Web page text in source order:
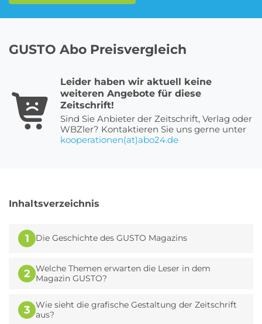
Süßigkeiten Abo Zeitschriften Abo
GUSTO Abo Preisvergleich
Leider haben wir aktuell keine
weiteren Angebote für diese
Zeitschrift!
Sind Sie Anbieter der Zeitschrift, Verlag oder
WBZler? Kontaktieren Sie uns gerne unter
kooperationen(at)abo24.de
Inhaltsverzeichnis
1 Die Geschichte des GUSTO Magazins
2 Welche Themen erwarten die Leser in dem
Magazin GUSTO?
3 Wie sieht die grafische Gestaltung der Zeitschrift
aus?